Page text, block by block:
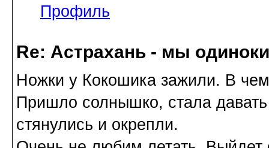
Профиль
Re: Астрахань - мы
Ножки у Кокошика зажили. В
Пришло солнышко, стала
стянулись и окрепли.